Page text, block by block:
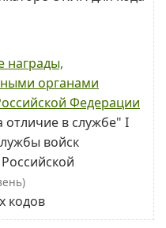
награды,
органами
Федерации
в службе" I
войск
кодов